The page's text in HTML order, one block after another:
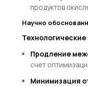
продуктов
Научно
Продление
счет
Минимизация